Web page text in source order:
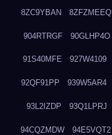
8ZC9YBAN 8ZFZMEEQ
904RTRGF 90GLHP4O
91S40MFE 927W4109
92QF91PP 939W5AR4
93L2IZDP 93Q1LPRJ
94CQZMDW 94E5VQT2